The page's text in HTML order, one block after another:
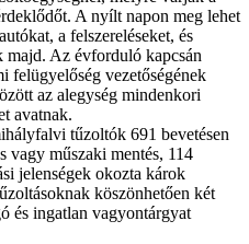
A nyílt napon meg lehet
a felszereléseket, és
majd. Az évforduló kapcsán
felügyelőség vezetőségének
az alegység mindenkori
avatnak.
tűzoltók 691 bevetésen
vagy műszaki mentés, 114
jelenségek okozta károk
köszönhetően két
és ingatlan vagyontárgyat